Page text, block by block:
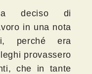
deciso di
in una nota
perché era
provassero
che in tante